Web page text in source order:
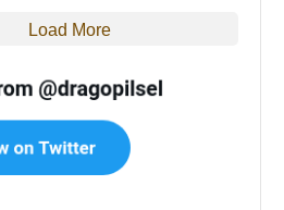
Load More